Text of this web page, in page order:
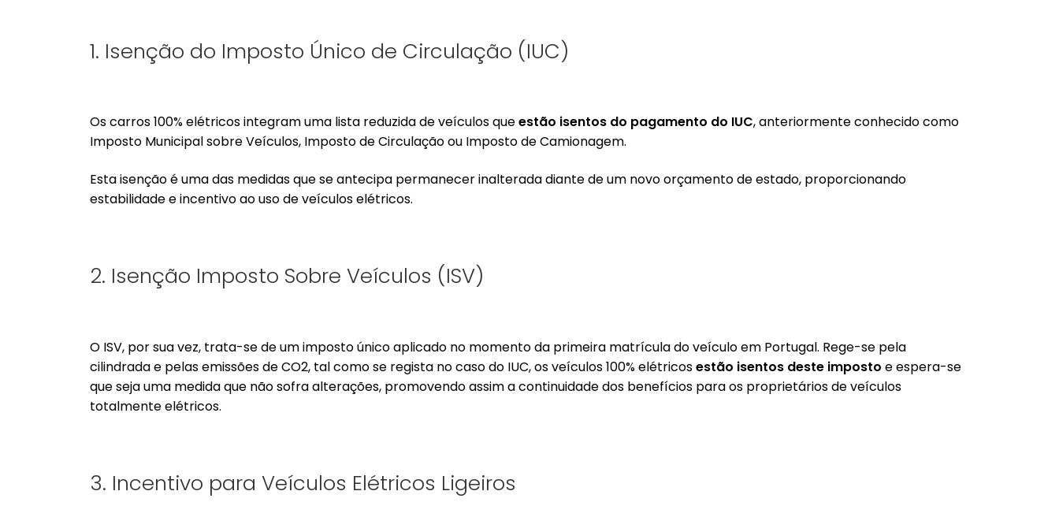
1. Isenção do Imposto Único de Circulação (IUC)
Os carros 100% elétricos integram uma lista reduzida de veículos queestão isentos do pagamento do IUC, anteriormente conhecido como
Imposto Municipal sobre Veículos, Imposto de Circulação ou Imposto de Camionagem.
Esta isenção é uma das medidas que se antecipa permanecer inalterada diante de um novo orçamento de estado, proporcionando
estabilidade e incentivo ao uso de veículos elétricos.
2. Isenção Imposto Sobre Veículos (ISV)
O ISV, por sua vez, trata-se de um imposto único aplicado no momento da primeira matrícula do veículo em Portugal. Rege-se pela
cilindrada e pelas emissões de CO2, tal como se regista no caso do IUC, os veículos 100% elétricosestão isentos deste imposto e espera-se
que seja uma medida que não sofra alterações, promovendo assim a continuidade dos benefícios para os proprietários de veículos
totalmente elétricos.
3. Incentivo para Veículos Elétricos Ligeiros